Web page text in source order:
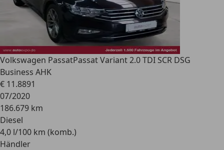
Volkswagen PassatPassat Variant 2.0 TDI SCR DSG
Business AHK
€ 11.8891
07/2020
186.679 km
Diesel
4,0 l/100 km (komb.)
Händler